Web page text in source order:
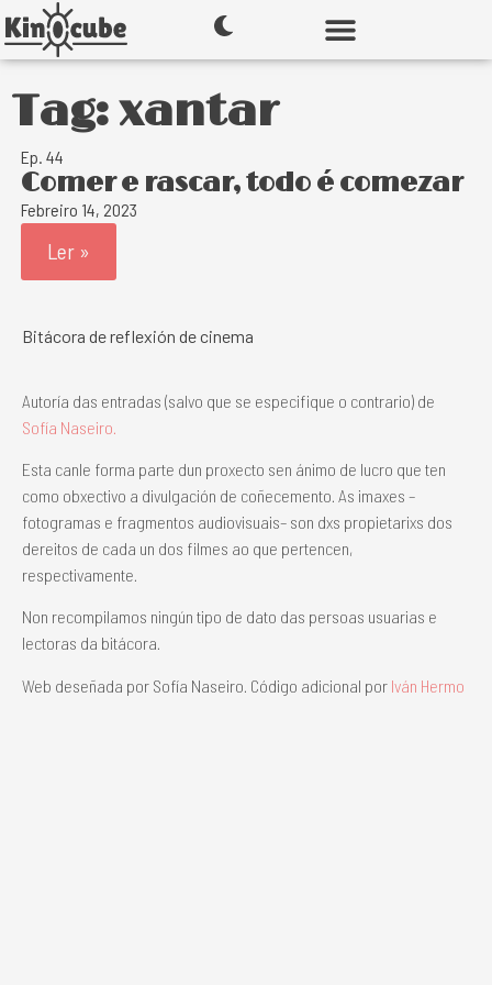
Tag: xantar
Ep. 44
Comer e rascar, todo é comezar
Febreiro 14, 2023
Ler »
Bitácora de reflexión de cinema
Autoría das entradas (salvo que se especifique o contrario) de
Sofía Naseiro.
Esta canle forma parte dun proxecto sen ánimo de lucro que ten
como obxectivo a divulgación de coñecemento. As imaxes –
fotogramas e fragmentos audiovisuais– son dxs propietarixs dos
dereitos de cada un dos filmes ao que pertencen,
respectivamente.
Non recompilamos ningún tipo de dato das persoas usuarias e
lectoras da bitácora.
Web deseñada por Sofía Naseiro. Código adicional por Iván Hermo